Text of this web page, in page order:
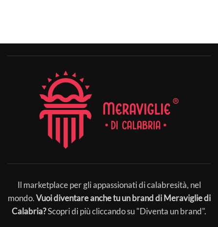
Il marketplace per gli appassionati di calabresità, nel
mondo.Vuoi diventare anche tu un brand di Meraviglie di
Calabria?Scopri di più cliccando su "Diventa un brand".